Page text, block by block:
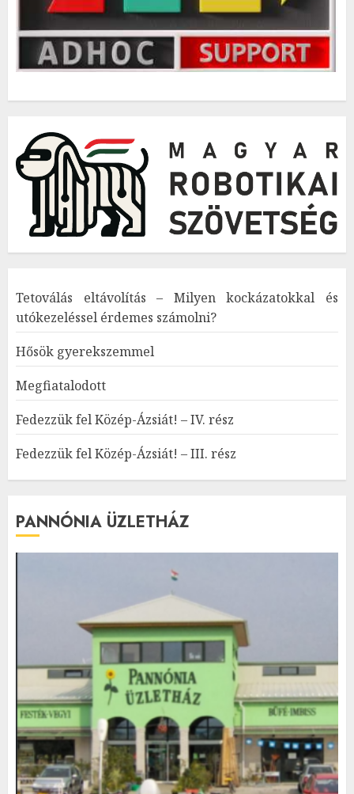
Tetoválás eltávolítás – Milyen kockázatokkal és
utókezeléssel érdemes számolni?
Hősök gyerekszemmel
Megfiatalodott
Fedezzük fel Közép-Ázsiát! – IV. rész
Fedezzük fel Közép-Ázsiát! – III. rész
PANNÓNIA ÜZLETHÁZ